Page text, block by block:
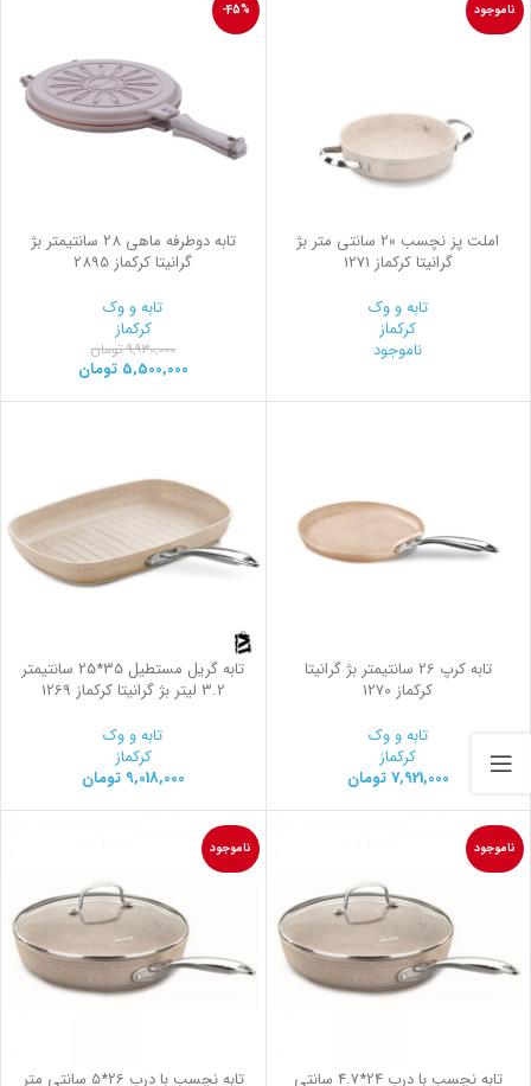
ناموجود
املت پز نچسب 20 سانتی متر بژ
گرانیتا کرکماز 1271
تابه و وک
کرکماز
ناموجود
-45%
تابه دوطرفه ماهی 28 سانتیمتر بژ
گرانیتا کرکماز 2895
تابه و وک
کرکماز
9,930,000 تومان
5,500,000 تومان
تابه کرپ 26 سانتیمتر بژ گرانیتا
کرکماز 1270
تابه و وک
کرکماز
7,921,000 تومان
تابه گریل مستطیل 35*25 سانتیمتر
3.2 لیتر بژ گرانیتا کرکماز 1269
تابه و وک
کرکماز
9,018,000 تومان
ناموجود
تابه نچسب با درب 24*4.7 سانتی
ناموجود
تابه نچسب با درب 26*5 سانتی متر